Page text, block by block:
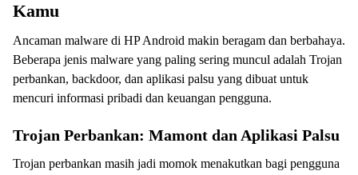
Kamu
Ancaman malware di HP Android makin beragam dan berbahaya.
Beberapa jenis malware yang paling sering muncul adalah Trojan
perbankan, backdoor, dan aplikasi palsu yang dibuat untuk
mencuri informasi pribadi dan keuangan pengguna.
Trojan Perbankan: Mamont dan Aplikasi Palsu
Trojan perbankan masih jadi momok menakutkan bagi pengguna